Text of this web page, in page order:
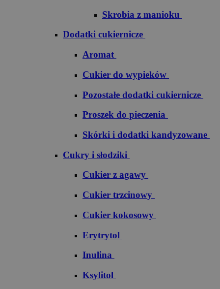
Skrobia z manioku
Dodatki cukiernicze
Aromat
Cukier do wypieków
Pozostałe dodatki cukiernicze
Proszek do pieczenia
Skórki i dodatki kandyzowane
Cukry i słodziki
Cukier z agawy
Cukier trzcinowy
Cukier kokosowy
Erytrytol
Inulina
Ksylitol